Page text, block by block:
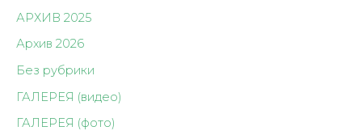
АРХИВ 2025
Архив 2026
Без рубрики
ГАЛЕРЕЯ (видео)
ГАЛЕРЕЯ (фото)